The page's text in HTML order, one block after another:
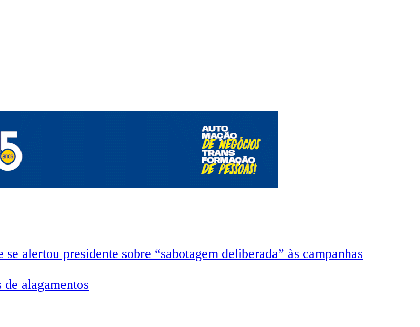
alertou presidente sobre “sabotagem deliberada” às campanhas
alagamentos